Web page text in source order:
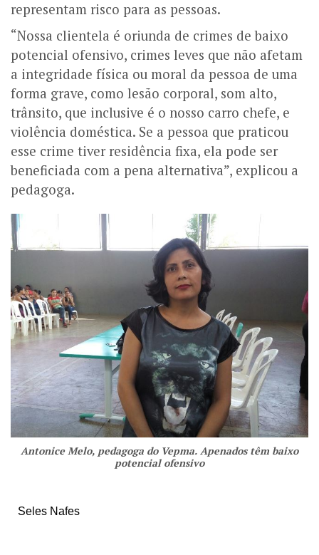
representam risco para as pessoas.
“Nossa clientela é oriunda de crimes de baixo
potencial ofensivo, crimes leves que não afetam
a integridade física ou moral da pessoa de uma
forma grave, como lesão corporal, som alto,
trânsito, que inclusive é o nosso carro chefe, e
violência doméstica. Se a pessoa que praticou
esse crime tiver residência fixa, ela pode ser
beneficiada com a pena alternativa”, explicou a
pedagoga.
Antonice Melo, pedagoga do Vepma. Apenados têm baixo
potencial ofensivo
Seles Nafes